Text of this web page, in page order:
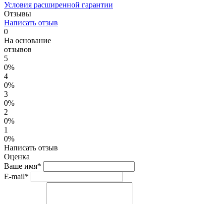
Условия расширенной гарантии
Отзывы
Написать отзыв
0
На основание
отзывов
5
0%
4
0%
3
0%
2
0%
1
0%
Написать отзыв
Оценка
Ваше имя*
E-mail*